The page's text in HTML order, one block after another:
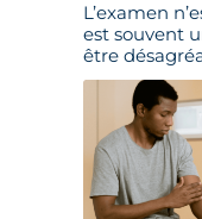
L’examen
est souvent
être